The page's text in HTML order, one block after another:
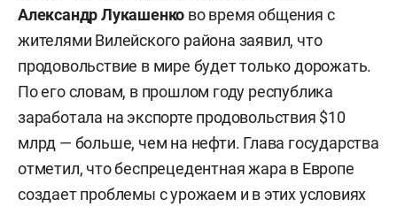
Александр Лукашенко во время общения с
жителями Вилейского района заявил, что
продовольствие в мире будет только дорожать.
По его словам, в прошлом году республика
заработала на экспорте продовольствия $10
млрд — больше, чем на нефти. Глава государства
отметил, что беспрецедентная жара в Европе
создает проблемы с урожаем и в этих условиях